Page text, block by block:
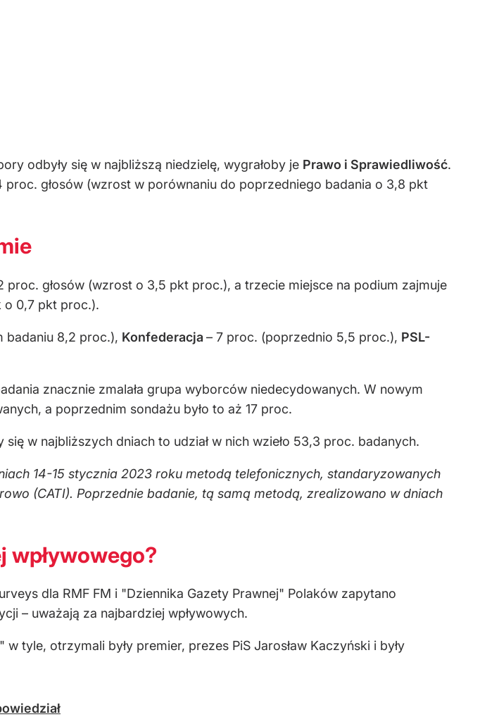
odbyły się w najbliższą niedzielę, wygrałoby je Prawo i Sprawiedliwość.
głosów (wzrost w porównaniu do poprzedniego badania o 3,8 pkt
proc. głosów (wzrost o 3,5 pkt proc.), a trzecie miejsce na podium zajmuje
o 0,7 pkt proc.).
badaniu 8,2 proc.), Konfederacja – 7 proc. (poprzednio 5,5 proc.), PSL-
znacznie zmalała grupa wyborców niedecydowanych. W nowym
a poprzednim sondażu było to aż 17 proc.
w najbliższych dniach to udział w nich wzieło 53,3 proc. badanych.
14-15 stycznia 2023 roku metodą telefonicznych, standaryzowanych
(CATI). Poprzednie badanie, tą samą metodą, zrealizowano w dniach
wpływowego?
dla RMF FM i "Dziennika Gazety Prawnej" Polaków zapytano
– uważają za najbardziej wpływowych.
tyle, otrzymali były premier, prezes PiS Jarosław Kaczyński i były